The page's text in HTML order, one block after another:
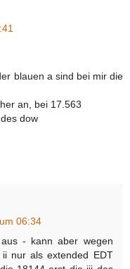
blauen a sind bei mir die
an, bei 17.563
dow
06:34
- kann aber wegen
nur als extended EDT